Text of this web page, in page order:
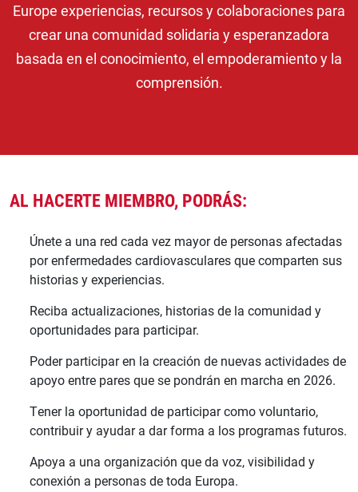
Europe experiencias, recursos y colaboraciones para
crear una comunidad solidaria y esperanzadora
basada en el conocimiento, el empoderamiento y la
comprensión.
AL HACERTE MIEMBRO, PODRÁS:
Únete a una red cada vez mayor de personas afectadas
por enfermedades cardiovasculares que comparten sus
historias y experiencias.
Reciba actualizaciones, historias de la comunidad y
oportunidades para participar.
Poder participar en la creación de nuevas actividades de
apoyo entre pares que se pondrán en marcha en 2026.
Tener la oportunidad de participar como voluntario,
contribuir y ayudar a dar forma a los programas futuros.
Apoya a una organización que da voz, visibilidad y
conexión a personas de toda Europa.